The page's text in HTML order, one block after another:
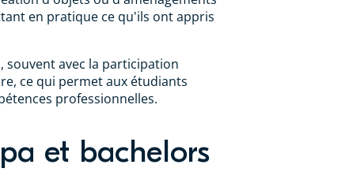
en pratique ce qu'ils ont appris
avec la participation
ce qui permet aux étudiants
professionnelles.
et bachelors